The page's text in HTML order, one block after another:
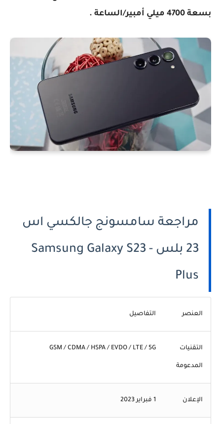
بسعة 4700 ميلي أمبير/الساعة .
مراجعة سامسونج جالكسي اس
23 بلس - Samsung Galaxy S23
Plus
العنصر التفاصيل
التقنيات
المدعومة
GSM / CDMA / HSPA / EVDO / LTE / 5G
الإعلان 1 فبراير 2023